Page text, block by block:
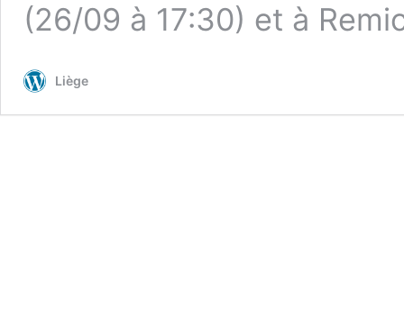
(26/09 à 17:30) et à
Liège